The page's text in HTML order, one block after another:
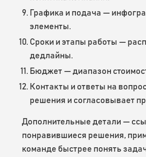
Графика и подача —
элементы.
Сроки и этапы работы —
дедлайны.
Бюджет — диапазон
Контакты и ответы на
решения и согласовывает
Дополнительные детали —
понравившиеся решения,
команде быстрее понять